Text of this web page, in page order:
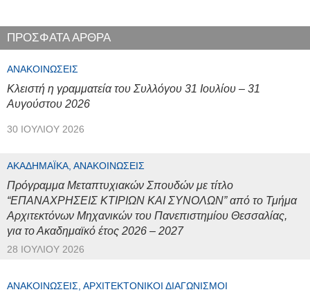
ΠΡΟΣΦΑΤΑ ΑΡΘΡΑ
ΑΝΑΚΟΙΝΏΣΕΙΣ
Κλειστή η γραμματεία του Συλλόγου 31 Ιουλίου – 31
Αυγούστου 2026
30 ΙΟΥΛΊΟΥ 2026
ΑΚΑΔΗΜΑΪΚΆ, ΑΝΑΚΟΙΝΏΣΕΙΣ
Πρόγραμμα Μεταπτυχιακών Σπουδών με τίτλο
“ΕΠΑΝΑΧΡΗΣΕΙΣ ΚΤΙΡΙΩΝ ΚΑΙ ΣΥΝΟΛΩΝ” από το Τμήμα
Αρχιτεκτόνων Μηχανικών του Πανεπιστημίου Θεσσαλίας,
για το Ακαδημαϊκό έτος 2026 – 2027
28 ΙΟΥΛΊΟΥ 2026
ΑΝΑΚΟΙΝΏΣΕΙΣ, ΑΡΧΙΤΕΚΤΟΝΙΚΟΊ ΔΙΑΓΩΝΙΣΜΟΊ